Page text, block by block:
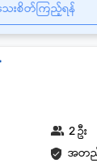
းစိတ်ကြည့်ရန်
အတည်
2 ဦး